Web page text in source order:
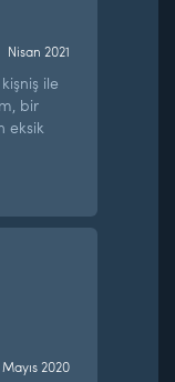
Nisan 2021
ile
bir
eksik
Mayıs 2020